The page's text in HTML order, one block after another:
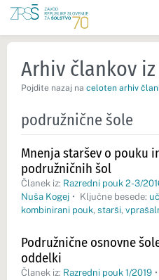
Arhiv člankov
Pojdite nazaj na celoten arhiv
podružnične šole
Mnenja staršev o pouku
podružničnih šol
Članek iz: Razredni pouk 2-3/
Nuša Kogej • Ključne besede:
kombinirani pouk, starši,
Podružnične osnovne
oddelki
Članek iz: Razredni pouk 1/2019 •